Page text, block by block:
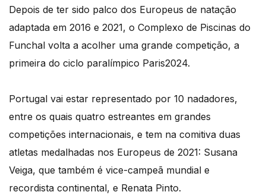
Depois de ter sido palco dos Europeus de natação
adaptada em 2016 e 2021, o Complexo de Piscinas do
Funchal volta a acolher uma grande competição, a
primeira do ciclo paralímpico Paris2024.
Portugal vai estar representado por 10 nadadores,
entre os quais quatro estreantes em grandes
competições internacionais, e tem na comitiva duas
atletas medalhadas nos Europeus de 2021: Susana
Veiga, que também é vice-campeã mundial e
recordista continental, e Renata Pinto.